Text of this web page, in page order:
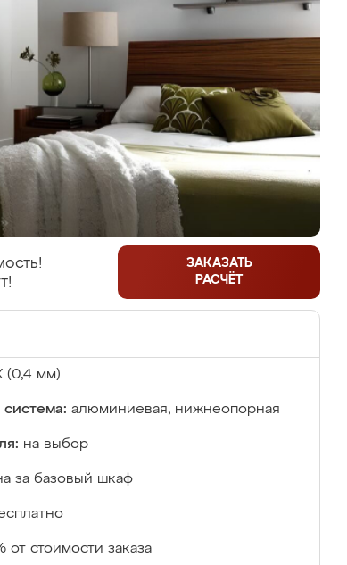
ЗАКАЗАТЬ
РАСЧЁТ
(0,4 мм)
алюминиевая, нижнеопорная
на выбор
за базовый шкаф
от стоимости заказа